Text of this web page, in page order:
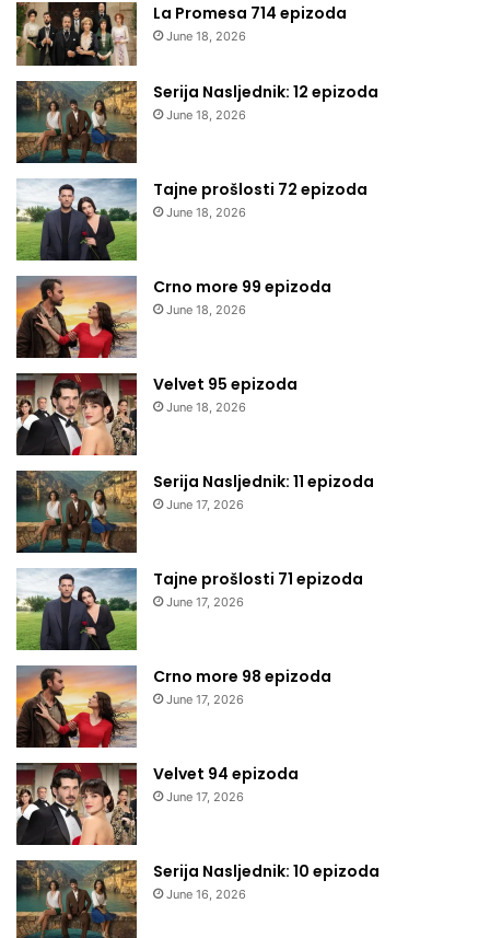
La Promesa 714 epizoda
June 18, 2026
Serija Nasljednik: 12 epizoda
June 18, 2026
Tajne prošlosti 72 epizoda
June 18, 2026
Crno more 99 epizoda
June 18, 2026
Velvet 95 epizoda
June 18, 2026
Serija Nasljednik: 11 epizoda
June 17, 2026
Tajne prošlosti 71 epizoda
June 17, 2026
Crno more 98 epizoda
June 17, 2026
Velvet 94 epizoda
June 17, 2026
Serija Nasljednik: 10 epizoda
June 16, 2026